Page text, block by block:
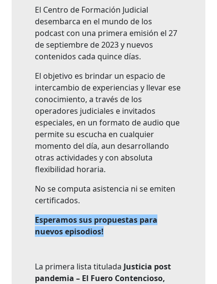
El Centro de Formación Judicial
desembarca en el mundo de los
podcast con una primera emisión el 27
de septiembre de 2023 y nuevos
contenidos cada quince días.
El objetivo es brindar un espacio de
intercambio de experiencias y llevar ese
conocimiento, a través de los
operadores judiciales e invitados
especiales, en un formato de audio que
permite su escucha en cualquier
momento del día, aun desarrollando
otras actividades y con absoluta
flexibilidad horaria.
No se computa asistencia ni se emiten
certificados.
Esperamos sus propuestas para
nuevos episodios!
La primera lista titulada Justicia post
pandemia – El Fuero Contencioso,